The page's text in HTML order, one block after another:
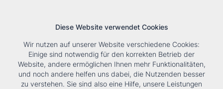
Tools Unternehmen Karriere KontaktSuche
Diese Website verwendet Cookies
Wir nutzen auf unserer Website verschiedene Cookies:
Einige sind notwendig für den korrekten Betrieb der
Website, andere ermöglichen Ihnen mehr Funktionalitäten,
und noch andere helfen uns dabei, die Nutzenden besser
zu verstehen. Sie sind also eine Hilfe, unsere Leistungen